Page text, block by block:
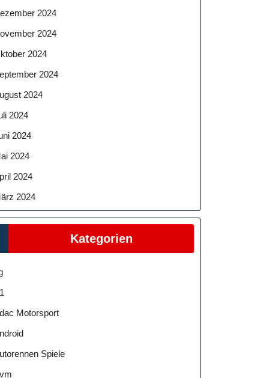
2024
2024
2024
2024
2024
2024
2024
2024
2024
2024
Kategorien
Motorsport
Spiele